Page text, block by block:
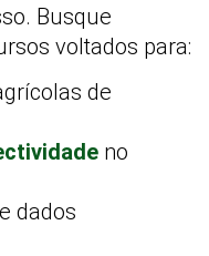
Busque
voltados para:
de
no
dados